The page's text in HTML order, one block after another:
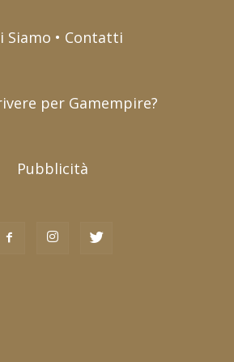
Siamo • Contatti
per Gamempire?
Pubblicità